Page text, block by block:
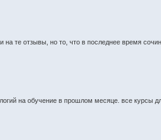
те отзывы, но то, что в последнее время
на обучение в прошлом месяце. все курсы